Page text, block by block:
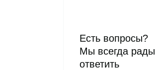
Есть вопросы?
Мы всегда рады
ответить